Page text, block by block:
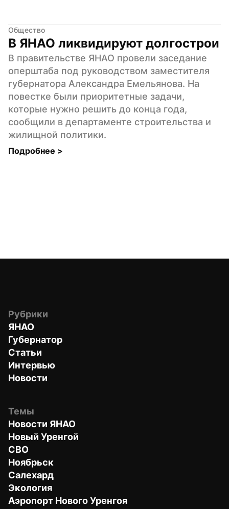
Общество
В ЯНАО ликвидируют долгострои
В правительстве ЯНАО провели заседание
оперштаба под руководством заместителя
губернатора Александра Емельянова. На
повестке были приоритетные задачи,
которые нужно решить до конца года,
сообщили в департаменте строительства и
жилищной политики.
Подробнее >
Рубрики
ЯНАО
Губернатор
Статьи
Интервью
Новости
Темы
Новости ЯНАО
Новый Уренгой
СВО
Ноябрьск
Салехард
Экология
Аэропорт Нового Уренгоя